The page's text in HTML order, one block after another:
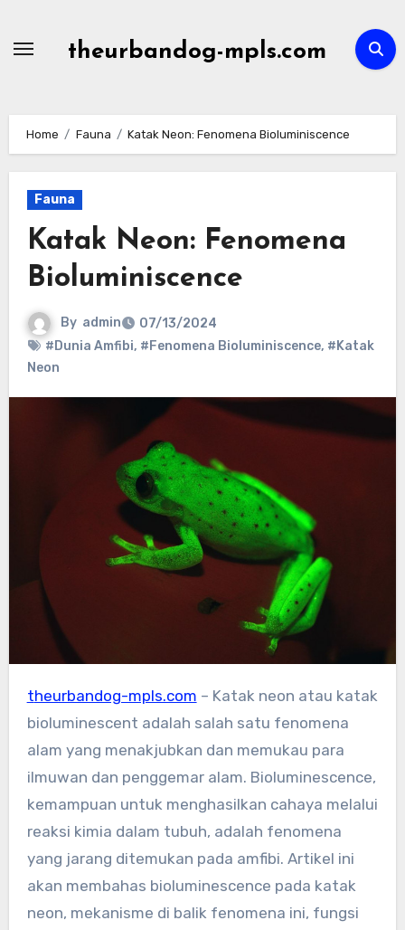
theurbandog-mpls.com
Home Fauna Katak Neon: Fenomena Bioluminiscence
Fauna
Katak Neon: Fenomena
Bioluminiscence
By admin
07/13/2024
#Dunia Amfibi, #Fenomena Bioluminiscence, #Katak
Neon
theurbandog-mpls.com – Katak neon atau katak
bioluminescent adalah salah satu fenomena
alam yang menakjubkan dan memukau para
ilmuwan dan penggemar alam. Bioluminescence,
kemampuan untuk menghasilkan cahaya melalui
reaksi kimia dalam tubuh, adalah fenomena
yang jarang ditemukan pada amfibi. Artikel ini
akan membahas bioluminescence pada katak
neon, mekanisme di balik fenomena ini, fungsi